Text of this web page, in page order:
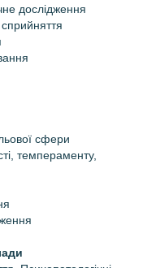
дослідження
сприйняття
сфери
темпераменту,